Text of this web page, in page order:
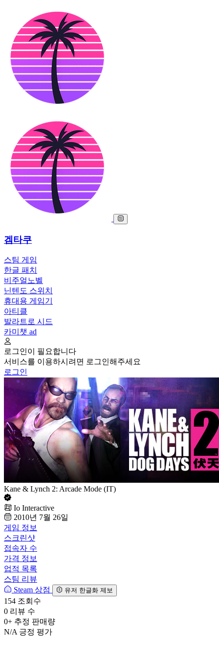
겜타쿠
스팀 게임
한글 패치
비주얼노벨
닌텐도 스위치
휴대용 게임기
아티클
발라트로 시드
카미챗 ad
로그인이 필요합니다
서비스를 이용하시려면 로그인해주세요
로그인
Kane & Lynch 2: Arcade Mode (IT)
Io Interactive
2010년 7월 26일
게임 정보
스크린샷
접속자 수
가격 정보
업적 목록
스팀 리뷰
Steam 상점
유저 한글화 제보
154 조회수
0 리뷰 수
0+ 추정 판매량
N/A 긍정 평가